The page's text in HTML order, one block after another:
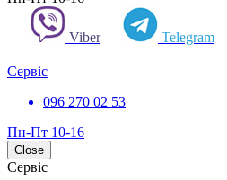
Viber Telegram
Сервіс
096 270 02 53
Пн-Пт 10-16
Close
Сервіс